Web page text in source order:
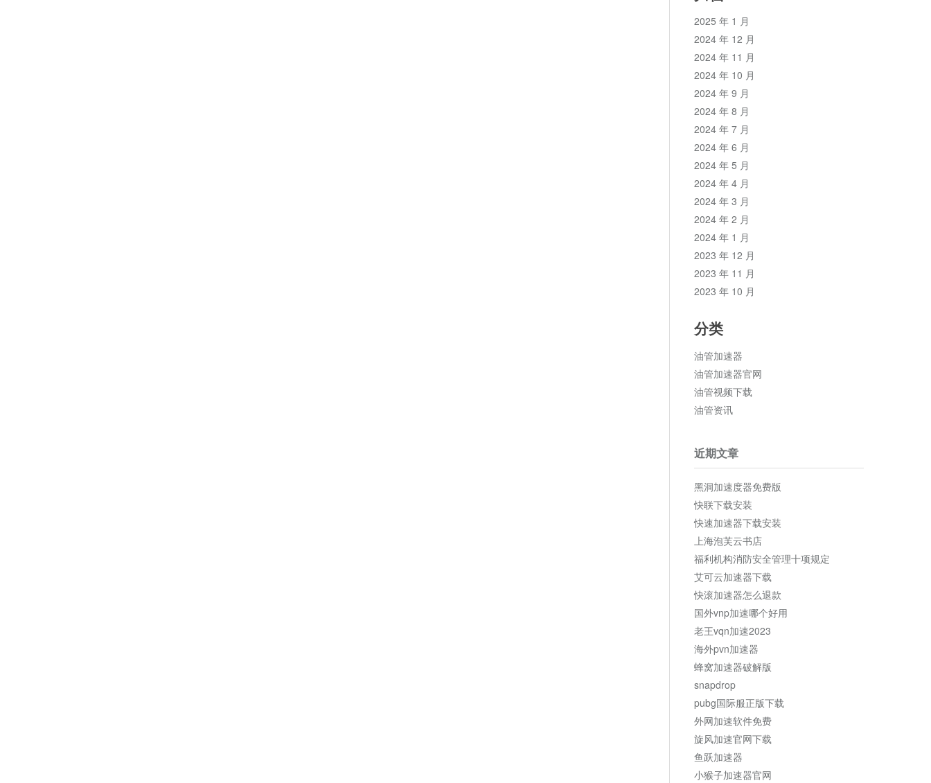
2025 年 1 月
2024 年 12 月
2024 年 11 月
2024 年 10 月
2024 年 9 月
2024 年 8 月
2024 年 7 月
2024 年 6 月
2024 年 5 月
2024 年 4 月
2024 年 3 月
2024 年 2 月
2024 年 1 月
2023 年 12 月
2023 年 11 月
2023 年 10 月
分类
油管加速器
油管加速器官网
油管视频下载
油管资讯
近期文章
黑洞加速度器免费版
快联下载安装
快速加速器下载安装
上海泡芙云书店
福利机构消防安全管理十项规定
艾可云加速器下载
快滚加速器怎么退款
国外vnp加速哪个好用
老王vqn加速2023
海外pvn加速器
蜂窝加速器破解版
snapdrop
pubg国际服正版下载
外网加速软件免费
旋风加速官网下载
鱼跃加速器
小猴子加速器官网